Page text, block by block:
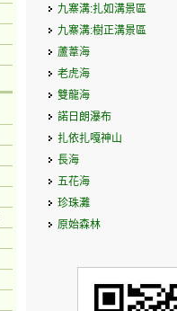
九寨溝:扎如溝景區
九寨溝:樹正溝景區
蘆葦海
老虎海
雙龍海
諾日朗瀑布
扎依扎嘎神山
長海
五花海
珍珠灘
原始森林